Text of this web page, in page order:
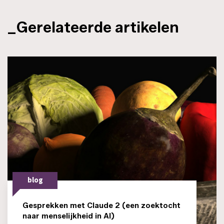
_Gerelateerde artikelen
blog
Gesprekken met Claude 2 (een zoektocht
naar menselijkheid in AI)